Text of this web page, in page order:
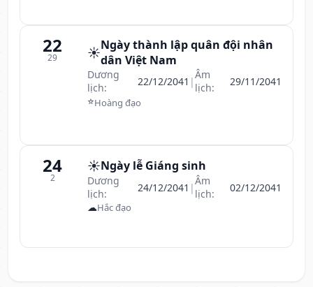
22
29 ☀️Ngày thành lập quân đội nhân
dân Việt Nam
Dương
lịch:
22/12/2041 |Âm
lịch:
29/11/2041
⭐Hoàng đạo
24
2
☀️Ngày lễ Giáng sinh
Dương
lịch:
24/12/2041 |Âm
lịch:
02/12/2041
☁Hắc đạo